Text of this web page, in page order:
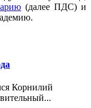
(далее ПДС) и
Корнилий